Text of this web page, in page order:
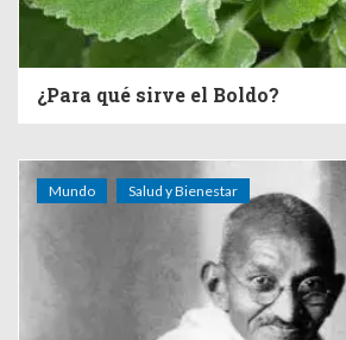
¿Para qué sirve el Boldo?
Mundo Salud y Bienestar